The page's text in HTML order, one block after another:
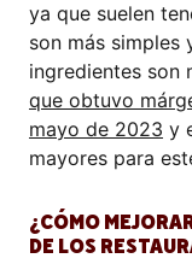
ya que suelen
son más simples
ingredientes son
que obtuvo
mayo de 2023 y
mayores para
¿CÓMO
DE LOS